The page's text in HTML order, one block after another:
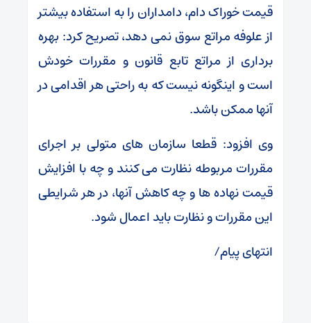
قیمت خوراک دام، دامداران را به استفاده بیشتر
از علوفه مراتع سوق نمی دهد، تصریح کرد: بهره
برداری از مراتع تابع قانون و مقررات خودش
است و اینگونه نیست که به راحتی هر اقدامی در
آنها ممکن باشد.
وی افزود: قطعا سازمان های متولی بر اجرای
مقررات مربوطه نظارت می کنند و چه با افزایش
قیمت نهاده ها و چه کاهش آنها، در هر شرایطی
این مقررات و نظارت باید اعمال شود.
انتهای پیام/